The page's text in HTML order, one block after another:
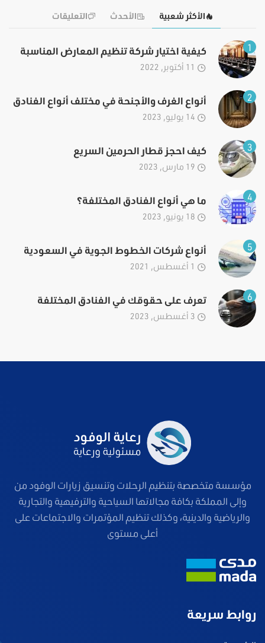
الأكثر شعبية الأحدث التعليقات
1 كيفية اختيار شركة تنظيم المعارض المناسبة
2 أنواع الغرف والأجنحة في مختلف أنواع الفنادق
3 كيف احجز قطار الحرمين السريع
4 ما هي أنواع الفنادق المختلفة؟
5 أنواع شركات الخطوط الجوية في السعودية
6 تعرف على حقوقك في الفنادق المختلفة
مؤسسة متخصصة بتنظيم الرحلات وتنسيق زيارات الوفود من
وإلى المملكة بكافة مجالاتها السياحية والترفيهية والتجارية
والرياضية والدينية، وكذلك تنظيم المؤتمرات والاجتماعات على
أعلى مستوى
روابط سريعة